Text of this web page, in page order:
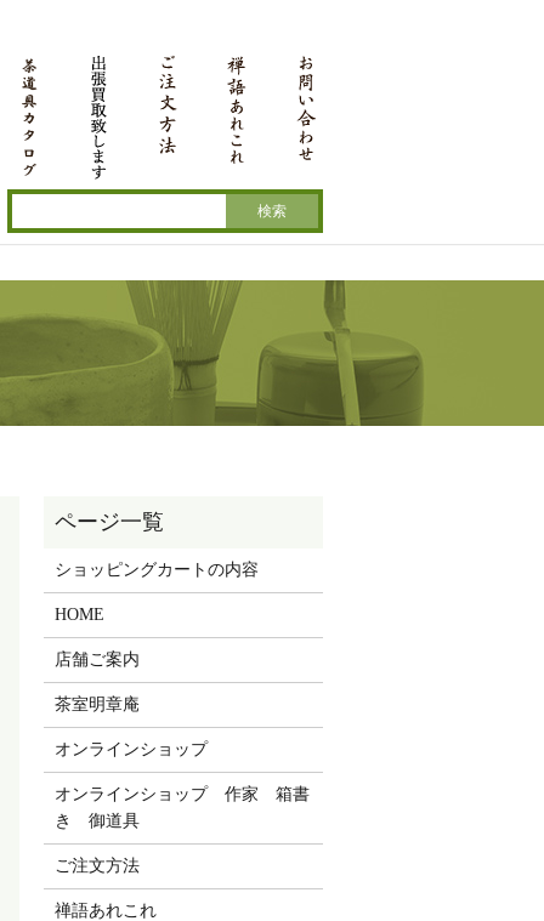
ショッピングカートの内容
HOME
店舗ご案内
茶室明章庵
オンラインショップ
オンラインショップ 作家 箱書
き 御道具
ご注文方法
禅語あれこれ